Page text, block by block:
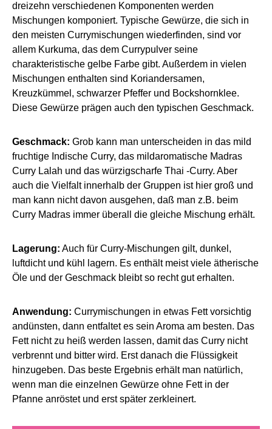
dreizehn verschiedenen Komponenten werden
Mischungen komponiert. Typische Gewürze, die sich in
den meisten Currymischungen wiederfinden, sind vor
allem Kurkuma, das dem Currypulver seine
charakteristische gelbe Farbe gibt. Außerdem in vielen
Mischungen enthalten sind Koriandersamen,
Kreuzkümmel, schwarzer Pfeffer und Bockshornklee.
Diese Gewürze prägen auch den typischen Geschmack.
Geschmack: Grob kann man unterscheiden in das mild
fruchtige Indische Curry, das mildaromatische Madras
Curry Lalah und das würzigscharfe Thai -Curry. Aber
auch die Vielfalt innerhalb der Gruppen ist hier groß und
man kann nicht davon ausgehen, daß man z.B. beim
Curry Madras immer überall die gleiche Mischung erhält.
Lagerung: Auch für Curry-Mischungen gilt, dunkel,
luftdicht und kühl lagern. Es enthält meist viele ätherische
Öle und der Geschmack bleibt so recht gut erhalten.
Anwendung: Currymischungen in etwas Fett vorsichtig
andünsten, dann entfaltet es sein Aroma am besten. Das
Fett nicht zu heiß werden lassen, damit das Curry nicht
verbrennt und bitter wird. Erst danach die Flüssigkeit
hinzugeben. Das beste Ergebnis erhält man natürlich,
wenn man die einzelnen Gewürze ohne Fett in der
Pfanne anröstet und erst später zerkleinert.